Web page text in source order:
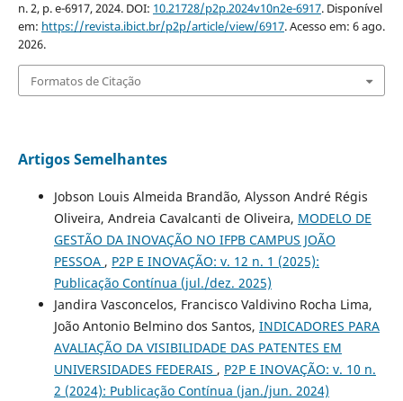
n. 2, p. e-6917, 2024. DOI: 10.21728/p2p.2024v10n2e-6917. Disponível
em: https://revista.ibict.br/p2p/article/view/6917. Acesso em: 6 ago.
2026.
Formatos de Citação
Artigos Semelhantes
Jobson Louis Almeida Brandão, Alysson André Régis
Oliveira, Andreia Cavalcanti de Oliveira, MODELO DE
GESTÃO DA INOVAÇÃO NO IFPB CAMPUS JOÃO
PESSOA , P2P E INOVAÇÃO: v. 12 n. 1 (2025):
Publicação Contínua (jul./dez. 2025)
Jandira Vasconcelos, Francisco Valdivino Rocha Lima,
João Antonio Belmino dos Santos, INDICADORES PARA
AVALIAÇÃO DA VISIBILIDADE DAS PATENTES EM
UNIVERSIDADES FEDERAIS , P2P E INOVAÇÃO: v. 10 n.
2 (2024): Publicação Contínua (jan./jun. 2024)